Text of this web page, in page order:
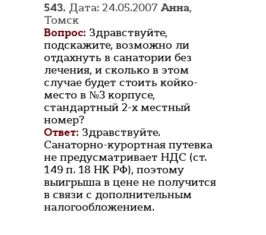
543. Дата: 24.05.2007Анна,
Томск
Вопрос: Здравствуйте,
подскажите, возможно ли
отдахнуть в санатории без
лечения, и сколько в этом
случае будет стоить койко-
место в №3 корпусе,
стандартный 2-х местный
номер?
Ответ: Здравствуйте.
Санаторно-курортная путевка
не предусматривает НДС (ст.
149 п. 18 НК РФ), поэтому
выигрыша в цене не получится
в связи с дополнительным
налогообложением.